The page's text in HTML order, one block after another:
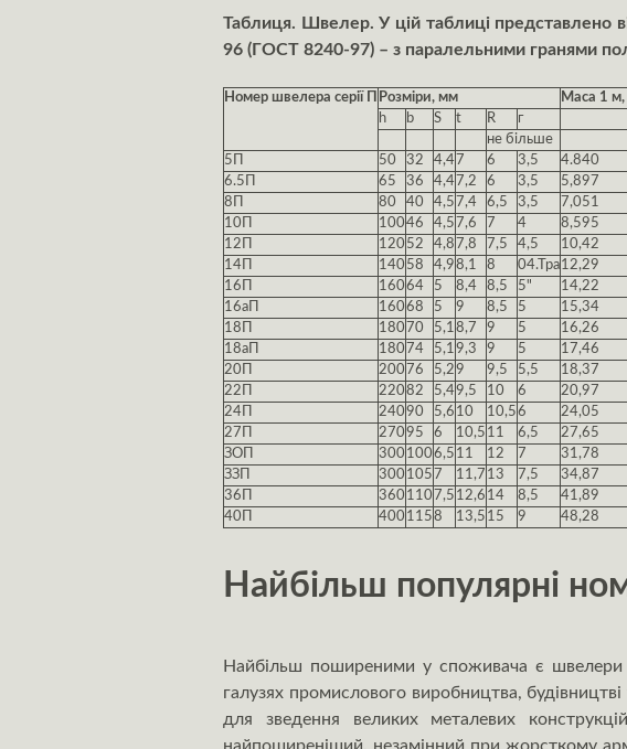
Таблиця. Швелер. У цій таблиці представлено
96 (ГОСТ 8240-97) – з паралельними гранями
Номер швелера серії П Розміри, мм Маса 1 м,
h
b S t R
г
не більше
5П
50 32 4,4 7 6 3,5 4.840
6.5П
65 36 4,4 7,2 6 3,5 5,897
8П
80 40 4,5 7,4 6,5 3,5 7,051
10П
10046 4,5 7,6 7 4 8,595
12П
120 52 4,8 7,8 7,5 4,5 10,42
14П
140 58 4,98,1 8 04.Тра12,29
16П
16064 5 8,4 8,5 5" 14,22
16аП
16068 5 9 8,5 5 15,34
18П
180 70 5,18,7 9 5 16,26
18аП
180 74 5,19,3 9 5 17,46
20П
200 76 5,29 9,5 5,5 18,37
22П
22082 5,49,5 10 6 20,97
24П
24090 5,6 10 10,56 24,05
27П
27095 6 10,5 11 6,5 27,65
ЗОП
300 1006,5 11 12 7 31,78
ЗЗП
300 105 7 11,7 13 7,5 34,87
36П
360 110 7,5 12,6 14 8,5 41,89
40П
400 1158 13,5 15 9 48,28
Найбільш популярні
Найбільш поширеними у споживача є
галузях промислового виробництва,
для зведення великих металевих